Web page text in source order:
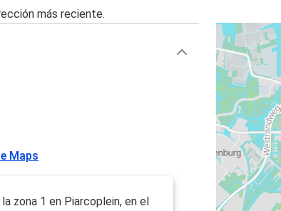
más reciente.
Maps
zona 1 en Piarcoplein, en el